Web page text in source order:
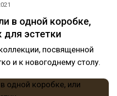
в одной коробке,
для эстетки
посвященной
и к новогоднему столу.